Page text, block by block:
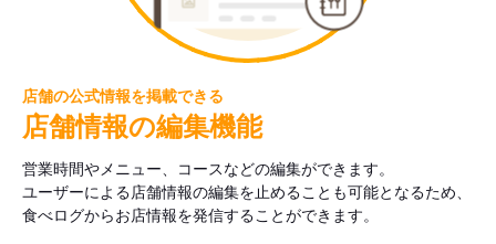
店舗の公式情報を掲載できる
店舗情報の編集機能
営業時間やメニュー、コースなどの編集ができます。
ユーザーによる店舗情報の編集を止めることも可能となるため、
食べログからお店情報を発信することができます。